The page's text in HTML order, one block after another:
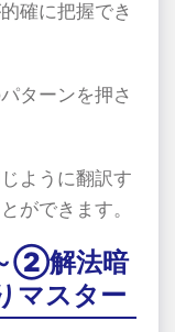
確に把握でき
ターンを押さ
ように翻訳す
ができます。
②解法暗
マスター